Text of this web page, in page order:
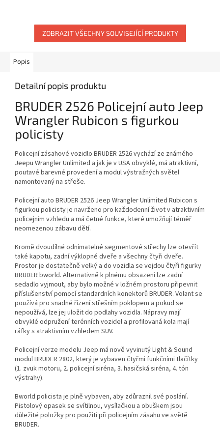
ZOBRAZIT VŠECHNY SOUVISEJÍCÍ PRODUKTY
Popis
Detailní popis produktu
BRUDER 2526 Policejní auto Jeep
Wrangler Rubicon s figurkou
policisty
Policejní zásahové vozidlo BRUDER 2526 vychází ze známého
Jeepu Wrangler Unlimited a jak je v USA obvyklé, má atraktivní,
poutavé barevné provedení a modul výstražných světel
namontovaný na střeše.
Policejní auto BRUDER 2526 Jeep Wrangler Unlimited Rubicon s
figurkou policisty je navrženo pro každodenní život v atraktivním
policejním vzhledu a má četné funkce, které umožňují téměř
neomezenou zábavu dětí.
Kromě dvoudílné odnímatelné segmentové střechy lze otevřít
také kapotu, zadní výklopné dveře a všechny čtyři dveře.
Prostor je dostatečně velký a do vozidla se vejdou čtyři figurky
BRUDER bworld. Alternativně k plnému obsazení lze zadní
sedadlo vyjmout, aby bylo možné v ložném prostoru připevnit
příslušenství pomocí standardních konektorů BRUDER. Volant se
používá pro snadné řízení střešním poklopem a pokud se
nepoužívá, lze jej uložit do podlahy vozidla. Nápravy mají
obvyklé odpružení terénních vozidel a profilovaná kola mají
ráfky s atraktivním vzhledem SUV.
Policejní verze modelu Jeep má nově vyvinutý Light & Sound
modul BRUDER 2802, který je vybaven čtyřmi funkčními tlačítky
(1. zvuk motoru, 2. policejní siréna, 3. hasičská siréna, 4. tón
výstrahy).
Bworld policista je plně vybaven, aby zdůraznil své poslání.
Pistolový opasek se svítilnou, vysílačkou a obuškem jsou
důležité položky pro použití při policejním zásahu ve světě
BRUDER.